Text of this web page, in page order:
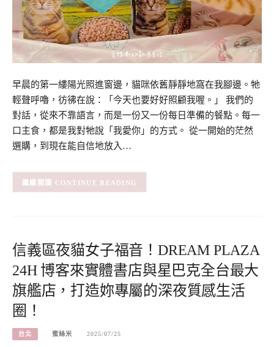
早晨的第一縷陽光照進窗邊，貓咪依舊靜靜地窩在我腳邊。牠
輕聲呼嚕，彷彿在說：「今天也要好好照顧我喔。」 我們的
對話，從來不靠語言，而是一份又一份每日準備的餐點。每一
口主食，都是我對牠說「我愛你」的方式。 從一開始的茫然
選購，到現在能自信地放入…
CONTINUE READING
信義區夜貓女子福音！DREAM PLAZA
24H 博客來實體書店與星巴克全台最大
旗艦店，打造妳專屬的深夜質感生活
圈！
台北 蜜絲米 2025/07/25